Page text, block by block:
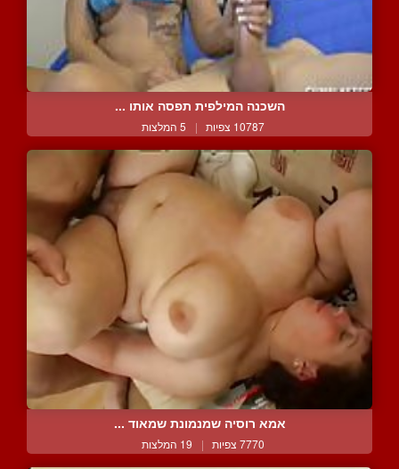
השכנה המילפית תפסה אותו ...
10787 צפיות | 5 המלצות
אמא רוסיה שמנמונת שמאוד ...
7770 צפיות | 19 המלצות